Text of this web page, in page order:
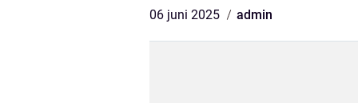
06 juni 2025 admin